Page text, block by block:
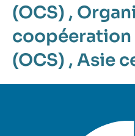
(OCS) ,
coopéeration
(OCS) , Asie